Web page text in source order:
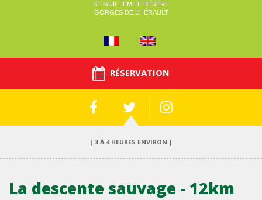
| 3 À 4 HEURES ENVIRON |
La descente sauvage - 12km
ST GUILHEM LE DÉSERT
GORGES DE L’HÉRAULT
RÉSERVATION